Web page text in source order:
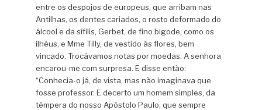
entre os despojos de europeus, que arribam nas
Antilhas, os dentes cariados, o rosto deformado do
álcool e da sífilis, Gerbet, de fino bigode, como os
ilhéus, e Mme Tilly, de vestido às flores, bem
vincado. Trocávamos notas por moedas. A senhora
encarou-me com surpresa. E disse então:
“Conhecia-o já, de vista, mas não imaginava que
fosse professor. E decerto um homem simples, da
têmpera do nosso Apóstolo Paulo, que sempre